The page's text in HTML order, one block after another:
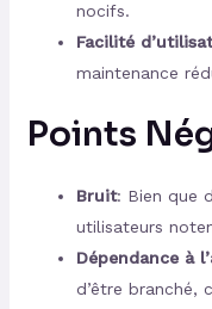
nocifs.
Facilité
maintenance
Points
Bruit: Bien que
utilisateurs
Dépendance à
d’être branché,